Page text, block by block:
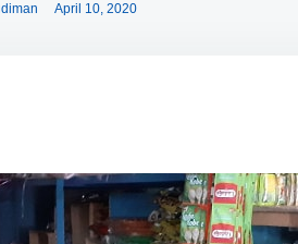
April 10, 2020